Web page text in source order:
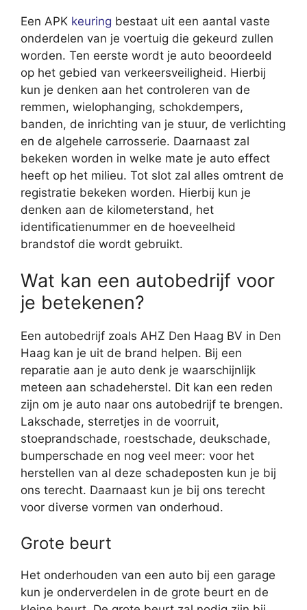
Een APK keuring bestaat uit een aantal vaste
onderdelen van je voertuig die gekeurd zullen
worden. Ten eerste wordt je auto beoordeeld
op het gebied van verkeersveiligheid. Hierbij
kun je denken aan het controleren van de
remmen, wielophanging, schokdempers,
banden, de inrichting van je stuur, de verlichting
en de algehele carrosserie. Daarnaast zal
bekeken worden in welke mate je auto effect
heeft op het milieu. Tot slot zal alles omtrent de
registratie bekeken worden. Hierbij kun je
denken aan de kilometerstand, het
identificatienummer en de hoeveelheid
brandstof die wordt gebruikt.
Wat kan een autobedrijf voor
je betekenen?
Een autobedrijf zoals AHZ Den Haag BV in Den
Haag kan je uit de brand helpen. Bij een
reparatie aan je auto denk je waarschijnlijk
meteen aan schadeherstel. Dit kan een reden
zijn om je auto naar ons autobedrijf te brengen.
Lakschade, sterretjes in de voorruit,
stoeprandschade, roestschade, deukschade,
bumperschade en nog veel meer: voor het
herstellen van al deze schadeposten kun je bij
ons terecht. Daarnaast kun je bij ons terecht
voor diverse vormen van onderhoud.
Grote beurt
Het onderhouden van een auto bij een garage
kun je onderverdelen in de grote beurt en de